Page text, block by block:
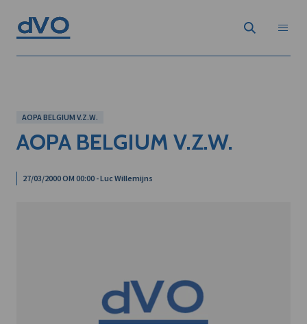
AOPA BELGIUM V.Z.W.
AOPA BELGIUM V.Z.W.
27/03/2000 OM 00:00 - Luc Willemijns